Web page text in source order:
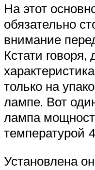
На этот
обязательно
внимание
Кстати говоря,
только на
лампе. Вот
лампа
температурой
Установлена